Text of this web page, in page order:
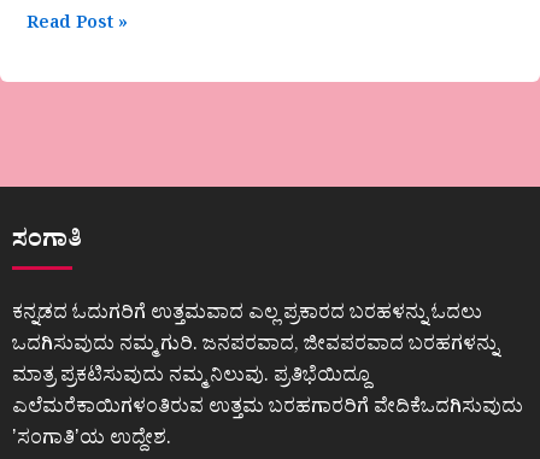
Read Post »
ಸಂಗಾತಿ
ಕನ್ನಡದ ಓದುಗರಿಗೆ ಉತ್ತಮವಾದ ಎಲ್ಲ ಪ್ರಕಾರದ ಬರಹಳನ್ನು ಓದಲು
ಒದಗಿಸುವುದು ನಮ್ಮ ಗುರಿ. ಜನಪರವಾದ, ಜೀವಪರವಾದ ಬರಹಗಳನ್ನು
ಮಾತ್ರ ಪ್ರಕಟಿಸುವುದು ನಮ್ಮ ನಿಲುವು. ಪ್ರತಿಭೆಯಿದ್ದೂ
ಎಲೆಮರೆಕಾಯಿಗಳಂತಿರುವ ಉತ್ತಮ ಬರಹಗಾರರಿಗೆ ವೇದಿಕೆಒದಗಿಸುವುದು
ʼಸಂಗಾತಿʼಯ ಉದ್ದೇಶ.